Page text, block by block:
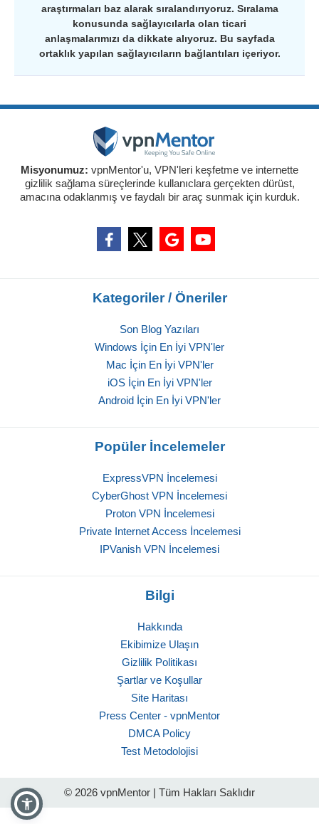
araştırmaları baz alarak sıralandırıyoruz. Sıralama
konusunda sağlayıcılarla olan ticari
anlaşmalarımızı da dikkate alıyoruz. Bu sayfada
ortaklık yapılan sağlayıcıların bağlantıları içeriyor.
Misyonumuz: vpnMentor'u, VPN'leri keşfetme ve internette
gizlilik sağlama süreçlerinde kullanıclara gerçekten dürüst,
amacına odaklanmış ve faydalı bir araç sunmak için kurduk.
Kategoriler / Öneriler
Son Blog Yazıları
Windows İçin En İyi VPN'ler
Mac İçin En İyi VPN'ler
iOS İçin En İyi VPN'ler
Android İçin En İyi VPN'ler
Popüler İncelemeler
ExpressVPN İncelemesi
CyberGhost VPN İncelemesi
Proton VPN İncelemesi
Private Internet Access İncelemesi
IPVanish VPN İncelemesi
Bilgi
Hakkında
Ekibimize Ulaşın
Gizlilik Politikası
Şartlar ve Koşullar
Site Haritası
Press Center - vpnMentor
DMCA Policy
Test Metodolojisi
© 2026 vpnMentor | Tüm Hakları Saklıdır